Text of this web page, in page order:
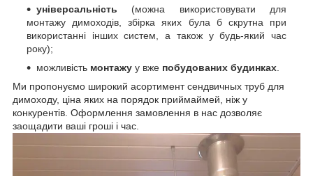
універсальність (можна використовувати для
монтажу димоходів, збірка яких була б скрутна при
використанні інших систем, а також у будь-який час
року);
можливість монтажу у вже побудованих будинках
Ми пропонуємо широкий асортимент сендвичных труб для
димоходу, ціна яких на порядок приймаймей, ніж у
конкурентів. Оформлення замовлення в нас дозволяє
заощадити ваші гроші і час.